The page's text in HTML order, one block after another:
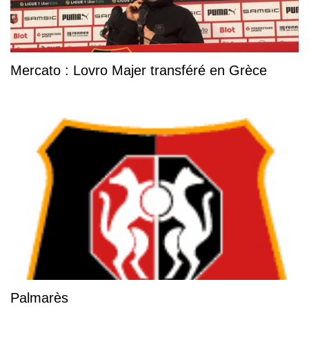
Mercato : Lovro Majer transféré en Grèce
Palmarès